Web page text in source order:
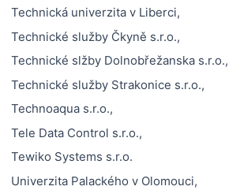
Technická univerzita v Liberci,
Technické služby Čkyně s.r.o.,
Technické slžby Dolnobřežanska s.r.o.,
Technické služby Strakonice s.r.o.,
Technoaqua s.r.o.,
Tele Data Control s.r.o.,
Tewiko Systems s.r.o.
Univerzita Palackého v Olomouci,